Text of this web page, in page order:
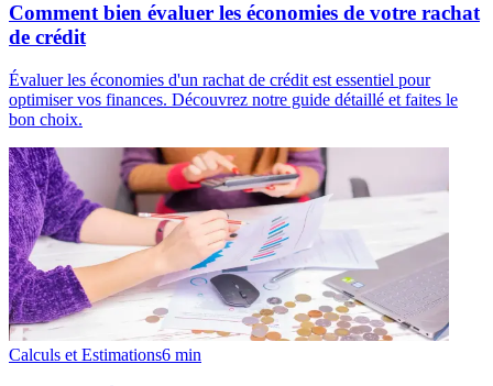
Comment bien évaluer les économies de votre rachat
de crédit
Évaluer les économies d'un rachat de crédit est essentiel pour
optimiser vos finances. Découvrez notre guide détaillé et faites le
bon choix.
Calculs et Estimations6 min